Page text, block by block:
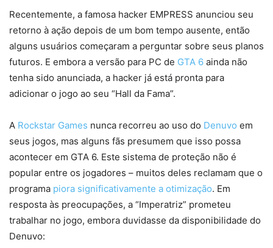
Recentemente, a famosa hacker EMPRESS anunciou seu
retorno à ação depois de um bom tempo ausente, então
alguns usuários começaram a perguntar sobre seus planos
futuros. E embora a versão para PC de GTA 6 ainda não
tenha sido anunciada, a hacker já está pronta para
adicionar o jogo ao seu “Hall da Fama”.
A Rockstar Games nunca recorreu ao uso do Denuvo em
seus jogos, mas alguns fãs presumem que isso possa
acontecer em GTA 6. Este sistema de proteção não é
popular entre os jogadores – muitos deles reclamam que o
programa piora significativamente a otimização. Em
resposta às preocupações, a “Imperatriz” prometeu
trabalhar no jogo, embora duvidasse da disponibilidade do
Denuvo: